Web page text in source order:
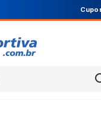
10% OFF na 1ª compra